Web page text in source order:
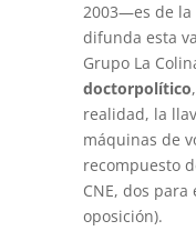
2003—es de la
difunda esta
Grupo La
doctorpolítico
realidad, la
máquinas de
recompuesto
CNE, dos
oposición).